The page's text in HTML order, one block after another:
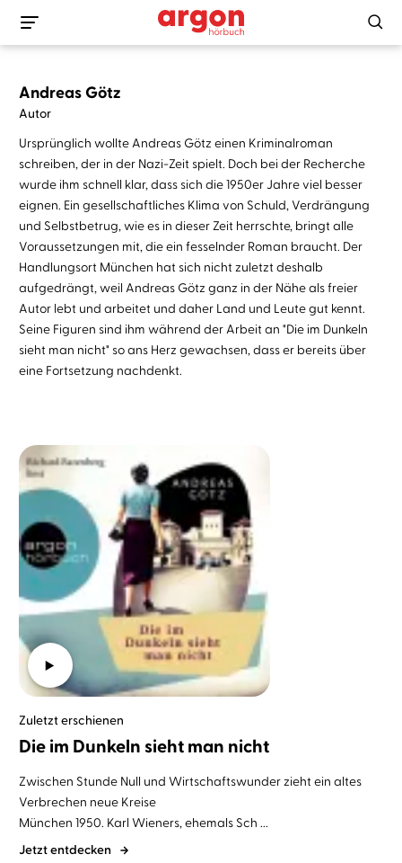
Andreas Götz
Autor
Ursprünglich wollte Andreas Götz einen Kriminalroman
schreiben, der in der Nazi-Zeit spielt. Doch bei der Recherche
wurde ihm schnell klar, dass sich die 1950er Jahre viel besser
eignen. Ein gesellschaftliches Klima von Schuld, Verdrängung
und Selbstbetrug, wie es in dieser Zeit herrschte, bringt alle
Voraussetzungen mit, die ein fesselnder Roman braucht. Der
Handlungsort München hat sich nicht zuletzt deshalb
aufgedrängt, weil Andreas Götz ganz in der Nähe als freier
Autor lebt und arbeitet und daher Land und Leute gut kennt.
Seine Figuren sind ihm während der Arbeit an "Die im Dunkeln
sieht man nicht" so ans Herz gewachsen, dass er bereits über
eine Fortsetzung nachdenkt.
Zuletzt erschienen
Die im Dunkeln sieht man nicht
Zwischen Stunde Null und Wirtschaftswunder zieht ein altes
Verbrechen neue Kreise
München 1950. Karl Wieners, ehemals Sch ...
Jetzt entdecken